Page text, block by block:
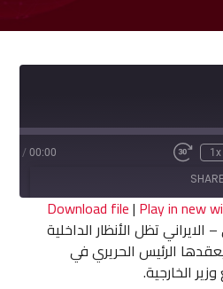
1x
Fast
seconds
00:00
/
SHARE
Download file| Play in new
تظل الأنظار الداخلية
الرئيس الحريري في
الخارجية.